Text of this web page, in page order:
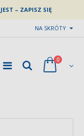
– ZAPISZ SIĘ
NA SKRÓTY
0